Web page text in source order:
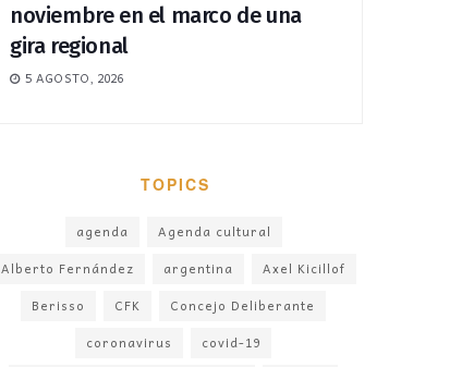
noviembre en el marco de una
gira regional
5 AGOSTO, 2026
TOPICS
agenda
Agenda cultural
Alberto Fernández
argentina
Axel Kicillof
Berisso
CFK
Concejo Deliberante
coronavirus
covid-19